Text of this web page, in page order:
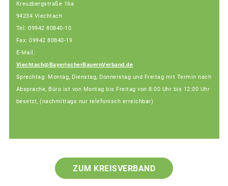
Kreuzbergstraße 16a
94234 Viechtach
Tel: 09942 80840-10
Fax: 09942 80840-19
E-Mail:
Viechtach@BayerischerBauernVerband.de
Sprechtag: Montag, Dienstag, Donnerstag und Freitag mit Termin nach
Absprache, Büro ist von Montag bis Freitag von 8:00 Uhr bis 12:00 Uhr
besetzt, (nachmittags nur telefonisch erreichbar)
ZUM KREISVERBAND